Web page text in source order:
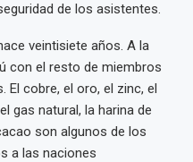
de los asistentes.
veintisiete años. A la
con el resto de miembros
El cobre, el oro, el zinc, el
gas natural, la harina de
son algunos de los
a las naciones